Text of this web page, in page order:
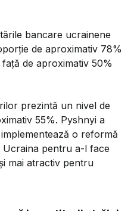
bancare ucrainene
de aproximativ 78%
de aproximativ 50%
prezintă un nivel de
55%. Pyshnyi a
o reformă
pentru a-l face
mai atractiv pentru